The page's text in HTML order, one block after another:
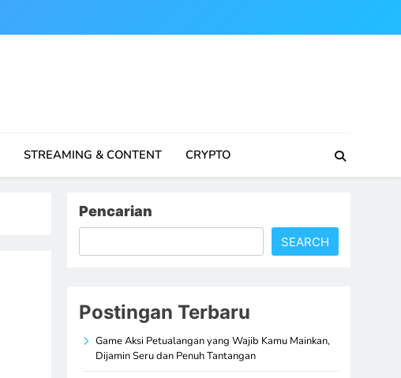
STREAMING & CONTENT CRYPTO
Pencarian
SEARCH
Postingan Terbaru
Game Aksi Petualangan yang Wajib Kamu Mainkan,
Dijamin Seru dan Penuh Tantangan